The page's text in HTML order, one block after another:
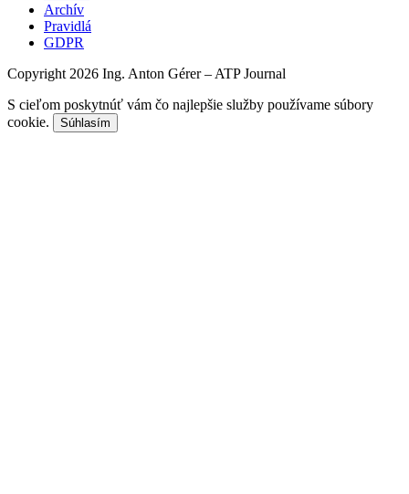
Archív
Pravidlá
GDPR
Copyright 2026 Ing. Anton Gérer – ATP Journal
S cieľom poskytnúť vám čo najlepšie služby používame súbory
cookie.
Súhlasím